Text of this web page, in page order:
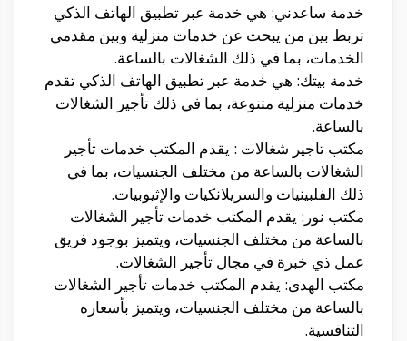
خدمة ساعدني: هي خدمة عبر تطبيق الهاتف الذكي
تربط بين من يبحث عن خدمات منزلية وبين مقدمي
الخدمات، بما في ذلك الشغالات بالساعة.
خدمة بيتك: هي خدمة عبر تطبيق الهاتف الذكي تقدم
خدمات منزلية متنوعة، بما في ذلك تأجير الشغالات
بالساعة.
مكتب تاجير شغالات : يقدم المكتب خدمات تأجير
الشغالات بالساعة من مختلف الجنسيات، بما في
ذلك الفلبينيات والسريلانكيات والإثيوبيات.
مكتب نور: يقدم المكتب خدمات تأجير الشغالات
بالساعة من مختلف الجنسيات، ويتميز بوجود فريق
عمل ذي خبرة في مجال تأجير الشغالات.
مكتب الهدى: يقدم المكتب خدمات تأجير الشغالات
بالساعة من مختلف الجنسيات، ويتميز بأسعاره
التنافسية.